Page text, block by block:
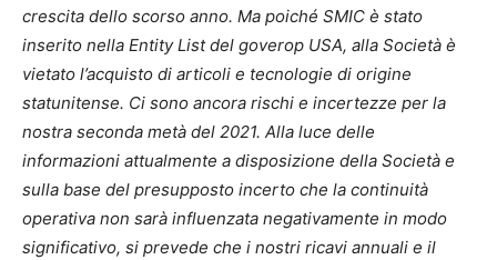
crescita dello scorso anno. Ma poiché SMIC è stato
inserito nella Entity List del goverop USA, alla Società è
vietato l’acquisto di articoli e tecnologie di origine
statunitense. Ci sono ancora rischi e incertezze per la
nostra seconda metà del 2021. Alla luce delle
informazioni attualmente a disposizione della Società e
sulla base del presupposto incerto che la continuità
operativa non sarà influenzata negativamente in modo
significativo, si prevede che i nostri ricavi annuali e il